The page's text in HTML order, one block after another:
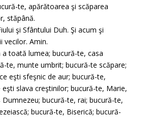
te, apărătoarea şi scăparea
stăpână.
şi Sfântului Duh. Şi acum şi
vecilor. Amin.
a toată lumea; bucură-te, casa
te, munte umbrit; bucură-te scăpare;
eşti sfeşnic de aur; bucură-te,
eşti slava creştinilor; bucură-te, Marie,
bucură-te, rai; bucură-te,
bucură-te, Biserică; bucură-